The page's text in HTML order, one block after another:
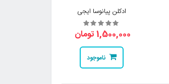
ادکلن پیانوسا ایجی
1,500,000 تومان
ناموجود